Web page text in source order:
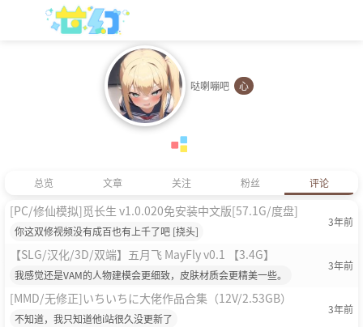
哒喇嘣吧 心
总览 文章 关注 粉丝 评论
[PC/修仙模拟]觅长生 v1.0.020免安装中文版[57.1G/度盘]
你这双修视频没有成百也有上千了吧 [挠头]
3年前
【SLG/汉化/3D/双端】五月飞 MayFly v0.1 【3.4G】
我感觉还是VAM的人物建模会更细致，皮肤材质会更精美一些。
3年前
[MMD/无修正]いちいちに大佬作品合集（12V/2.53GB）
不知道，我只知道他i站很久没更新了
3年前